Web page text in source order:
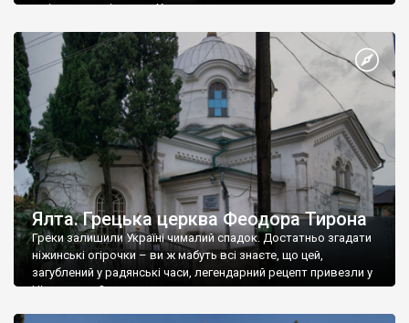
є відданими вірянами Христа
Ялта. Грецька церква Феодора Тирона
Греки залишили Україні чималий спадок. Достатньо згадати
ніжинські огірочки – ви ж мабуть всі знаєте, що цей,
загублений у радянські часи, легендарний рецепт привезли у
Ніжин греки?